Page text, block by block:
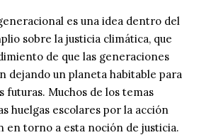
es una idea dentro del
sobre la justicia climática, que
de que las generaciones
dejando un planeta habitable para
futuras. Muchos de los temas
huelgas escolares por la acción
en torno a esta noción de justicia.